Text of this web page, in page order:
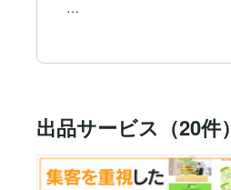
◆私の3つの強み
現在、受講者4,000名を突
お客様とのやり取りの中で
出品サービス（20件）